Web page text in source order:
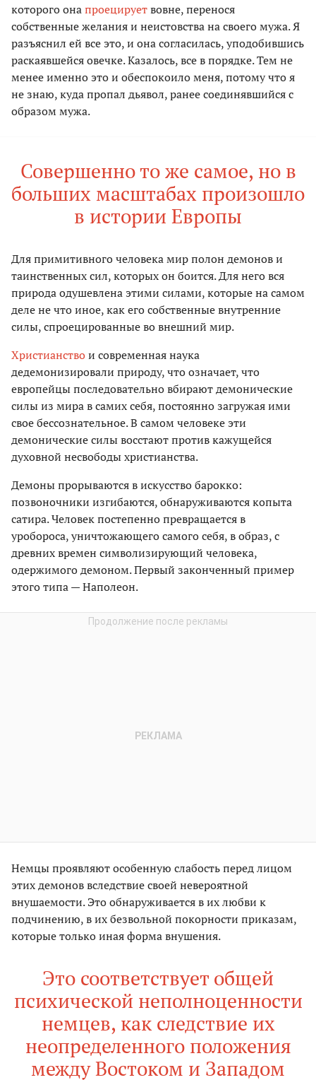
которого онапроецируетвовне, перенося
собственные желания и неистовства на своего мужа. Я
разъяснил ей все это, и она согласилась, уподобившись
раскаявшейся овечке. Казалось, все в порядке. Тем не
менее именно это и обеспокоило меня, потому что я
не знаю, куда пропал дьявол, ранее соединявшийся с
образом мужа.
Совершенно то же самое, но в
больших масштабах произошло
в истории Европы
Для примитивного человека мир полон демонов и
таинственных сил, которых он боится. Для него вся
природа одушевлена этими силами, которые на самом
деле не что иное, как его собственные внутренние
силы, спроецированные во внешний мир.
Христианствои современная наука
дедемонизировали природу, что означает, что
европейцы последовательно вбирают демонические
силы из мира в самих себя, постоянно загружая ими
свое бессознательное. В самом человеке эти
демонические силы восстают против кажущейся
духовной несвободы христианства.
Демоны прорываются в искусство барокко:
позвоночники изгибаются, обнаруживаются копыта
сатира. Человек постепенно превращается в
уробороса, уничтожающего самого себя, в образ, с
древних времен символизирующий человека,
одержимого демоном. Первый законченный пример
этого типа — Наполеон.
Немцы проявляют особенную слабость перед лицом
этих демонов вследствие своей невероятной
внушаемости. Это обнаруживается в их любви к
подчинению, в их безвольной покорности приказам,
которые только иная форма внушения.
Это соответствует общей
психической неполноценности
немцев, как следствие их
неопределенного положения
между Востоком и Западом